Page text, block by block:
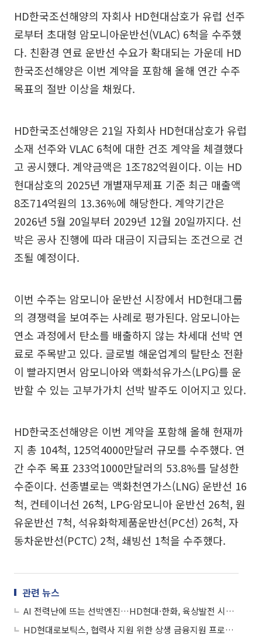
HD한국조선해양의 자회사 HD현대삼호가 유럽 선주
로부터 초대형 암모니아운반선(VLAC) 6척을 수주했
다. 친환경 연료 운반선 수요가 확대되는 가운데 HD
한국조선해양은 이번 계약을 포함해 올해 연간 수주
목표의 절반 이상을 채웠다.
HD한국조선해양은 21일 자회사 HD현대삼호가 유럽
소재 선주와 VLAC 6척에 대한 건조 계약을 체결했다
고 공시했다. 계약금액은 1조782억원이다. 이는 HD
현대삼호의 2025년 개별재무제표 기준 최근 매출액
8조714억원의 13.36%에 해당한다. 계약기간은
2026년 5월 20일부터 2029년 12월 20일까지다. 선
박은 공사 진행에 따라 대금이 지급되는 조건으로 건
조될 예정이다.
이번 수주는 암모니아 운반선 시장에서 HD현대그룹
의 경쟁력을 보여주는 사례로 평가된다. 암모니아는
연소 과정에서 탄소를 배출하지 않는 차세대 선박 연
료로 주목받고 있다. 글로벌 해운업계의 탈탄소 전환
이 빨라지면서 암모니아와 액화석유가스(LPG)를 운
반할 수 있는 고부가가치 선박 발주도 이어지고 있다.
HD한국조선해양은 이번 계약을 포함해 올해 현재까
지 총 104척, 125억4000만달러 규모를 수주했다. 연
간 수주 목표 233억1000만달러의 53.8%를 달성한
수준이다. 선종별로는 액화천연가스(LNG) 운반선 16
척, 컨테이너선 26척, LPG·암모니아 운반선 26척, 원
유운반선 7척, 석유화학제품운반선(PC선) 26척, 자
동차운반선(PCTC) 2척, 쇄빙선 1척을 수주했다.
관련 뉴스
AI 전력난에 뜨는 선박엔진…HD현대·한화, 육상발전 시장 정조준
HD현대로보틱스, 협력사 지원 위한 상생 금융지원 프로그램 조성